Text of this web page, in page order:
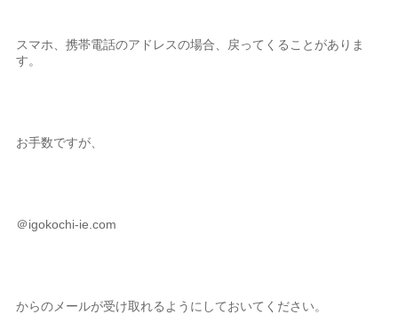
スマホ、携帯電話のアドレスの場合、戻ってくることがありま
す。
お手数ですが、
＠igokochi-ie.com
からのメールが受け取れるようにしておいてください。